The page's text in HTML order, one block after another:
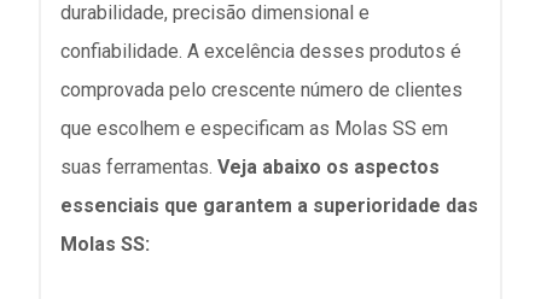
durabilidade, precisão dimensional e
confiabilidade. A excelência desses produtos é
comprovada pelo crescente número de clientes
que escolhem e especificam as Molas SS em
suas ferramentas. Veja abaixo os aspectos
essenciais que garantem a superioridade das
Molas SS: